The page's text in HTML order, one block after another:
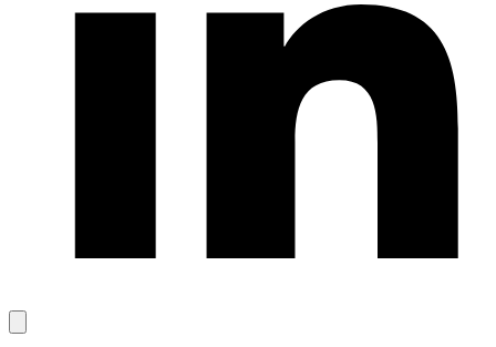
kopyala